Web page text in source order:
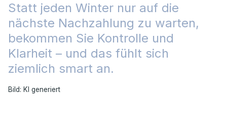
Statt jeden Winter nur auf die
nächste Nachzahlung zu warten,
bekommen Sie Kontrolle und
Klarheit – und das fühlt sich
ziemlich smart an.
Bild: KI generiert